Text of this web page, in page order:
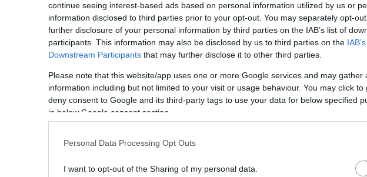
continue seeing interest-based ads based on personal information utilized by us or
information disclosed to third parties prior to your opt-out. You may separately opt-
further disclosure of your personal information by third parties on the IAB’s list of
participants. This information may also be disclosed by us to third parties on the
Downstream Participants that may further disclose it to other third parties.
Please note that this website/app uses one or more Google services and may gather
information including but not limited to your visit or usage behaviour. You may click to
deny consent to Google and its third-party tags to use your data for below specified
in below Google consent section.
Personal Data Processing Opt Outs
I want to opt-out of the Sharing of my personal data.